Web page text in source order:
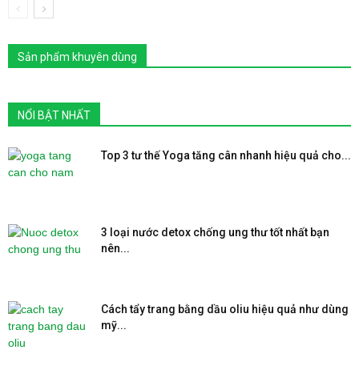
Sản phẩm khuyên dùng
NỔI BẬT NHẤT
Top 3 tư thế Yoga tăng cân nhanh hiệu quả cho...
3 loại nước detox chống ung thư tốt nhất bạn
nên...
Cách tẩy trang bằng dầu oliu hiệu quả như dùng
mỹ...